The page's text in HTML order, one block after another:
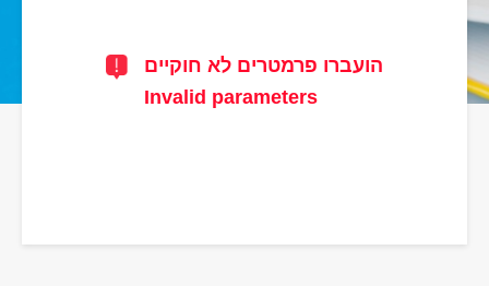
הועברו פרמטרים לא חוקיים
Invalid parameters